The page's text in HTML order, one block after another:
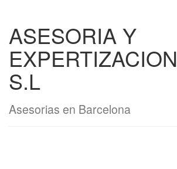
ASESORIA Y
EXPERTIZACION
S.L
Asesorias en Barcelona